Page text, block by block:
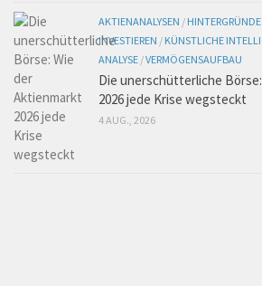
AKTIENANALYSEN /
INVESTIEREN / KÜNSTLICHE
ANALYSE /VERMÖGENSAUFBAU
Die unerschütterliche
2026 jede Krise wegsteckt
4 AUG., 2026